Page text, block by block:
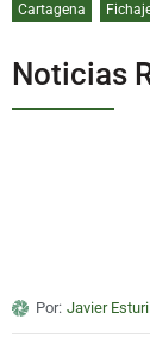
Cartagena
Noticias
Por: Javier